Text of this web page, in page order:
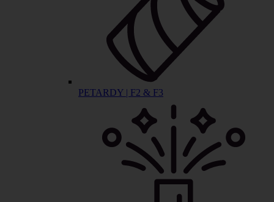
PETARDY | F2 & F3